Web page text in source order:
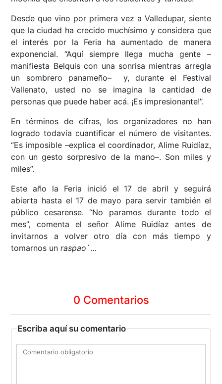
Desde que vino por primera vez a Valledupar, siente
que la ciudad ha crecido muchísimo y considera que
el interés por la Feria ha aumentado de manera
exponencial. “Aquí siempre llega mucha gente –
manifiesta Belquis con una sonrisa mientras arregla
un sombrero panameño– y, durante el Festival
Vallenato, usted no se imagina la cantidad de
personas que puede haber acá. ¡Es impresionante!”.
En términos de cifras, los organizadores no han
logrado todavía cuantificar el número de visitantes.
“Es imposible –explica el coordinador, Alime Ruidíaz,
con un gesto sorpresivo de la mano–. Son miles y
miles”.
Este año la Feria inició el 17 de abril y seguirá
abierta hasta el 17 de mayo para servir también el
público cesarense. “No paramos durante todo el
mes”, comenta el señor Alime Ruidíaz antes de
invitarnos a volver otro día con más tiempo y
tomarnos unraspao ´…
0 Comentarios
Escriba aquí su comentario